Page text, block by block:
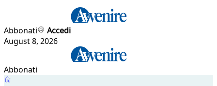
Abbonati
Accedi
August 8, 2026
Abbonati